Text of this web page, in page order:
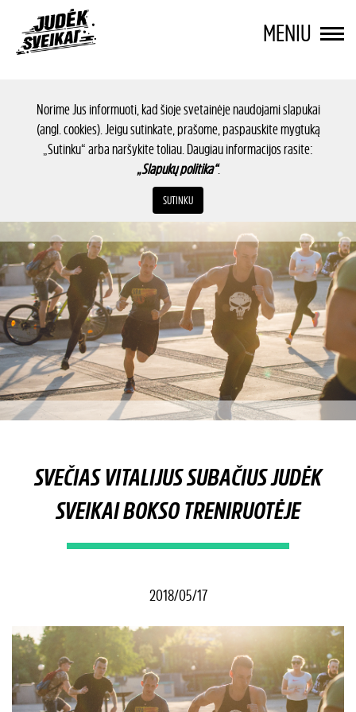
MENIU
Norime Jus informuoti, kad šioje svetainėje naudojami slapukai
(angl. cookies). Jeigu sutinkate, prašome, paspauskite mygtuką
„Sutinku“ arba naršykite toliau. Daugiau informacijos rasite:
„Slapukų politika“.
SUTINKU
SVEČIAS VITALIJUS SUBAČIUS JUDĖK
SVEIKAI BOKSO TRENIRUOTĖJE
2018/05/17